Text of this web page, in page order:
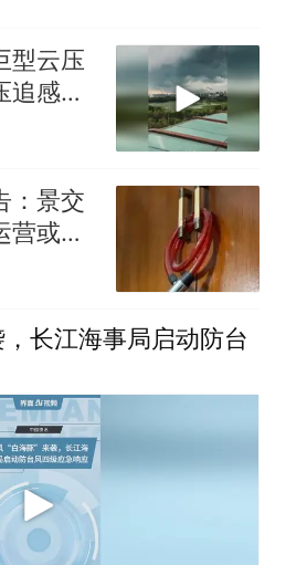
型云压
追感十
：景交
营或延
”影
线路
江59条
，长江海事局启动防台